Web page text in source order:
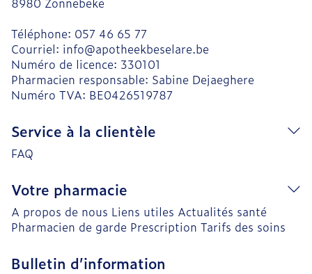
Téléphone: 057 46 65 77
Courriel: info@apotheekbeselare.be
Numéro de licence: 330101
Pharmacien responsable: Sabine Dejaeghere
Numéro TVA: BE0426519787
Service à la clientèle
FAQ
Votre pharmacie
A propos de nous Liens utiles Actualités santé
Pharmacien de garde Prescription Tarifs des soins
Bulletin d’information